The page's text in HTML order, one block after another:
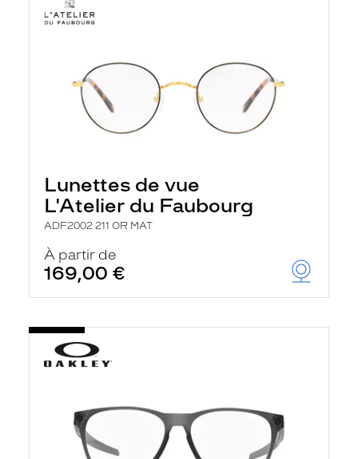
Lunettes de vue
L'Atelier du Faubourg
ADF2002 211 OR MAT
À partir de
169,00 €